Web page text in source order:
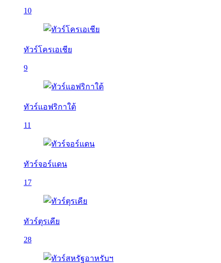
10
ทัวร์โครเอเชีย
9
ทัวร์แอฟริกาใต้
11
ทัวร์จอร์แดน
17
ทัวร์ตุรเคีย
28